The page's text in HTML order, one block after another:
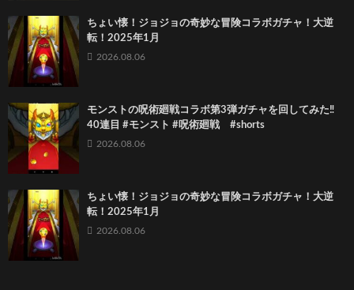
ちょい懐！ジョジョの奇妙な冒険コラボガチャ！大逆
転！2025年1月
2026.08.06
モンストの呪術廻戦コラボ第3弾ガチャを回してみた‼️
40連目 #モンスト #呪術廻戦 #shorts
2026.08.06
ちょい懐！ジョジョの奇妙な冒険コラボガチャ！大逆
転！2025年1月
2026.08.06